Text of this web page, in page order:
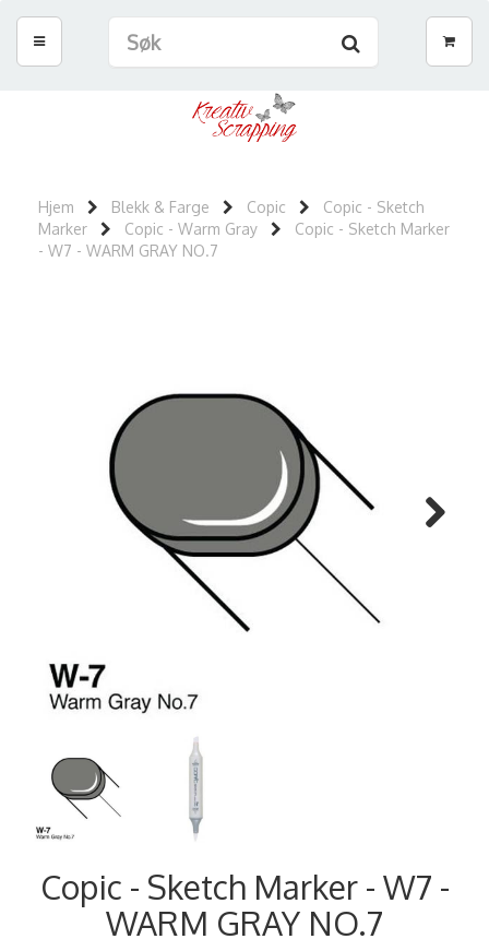
Hjem Blekk & Farge Copic
Copic - Sketch
Marker
Copic - Warm Gray
Copic - Sketch Marker
- W7 - WARM GRAY NO.7
Copic - Sketch Marker - W7 -
WARM GRAY NO.7